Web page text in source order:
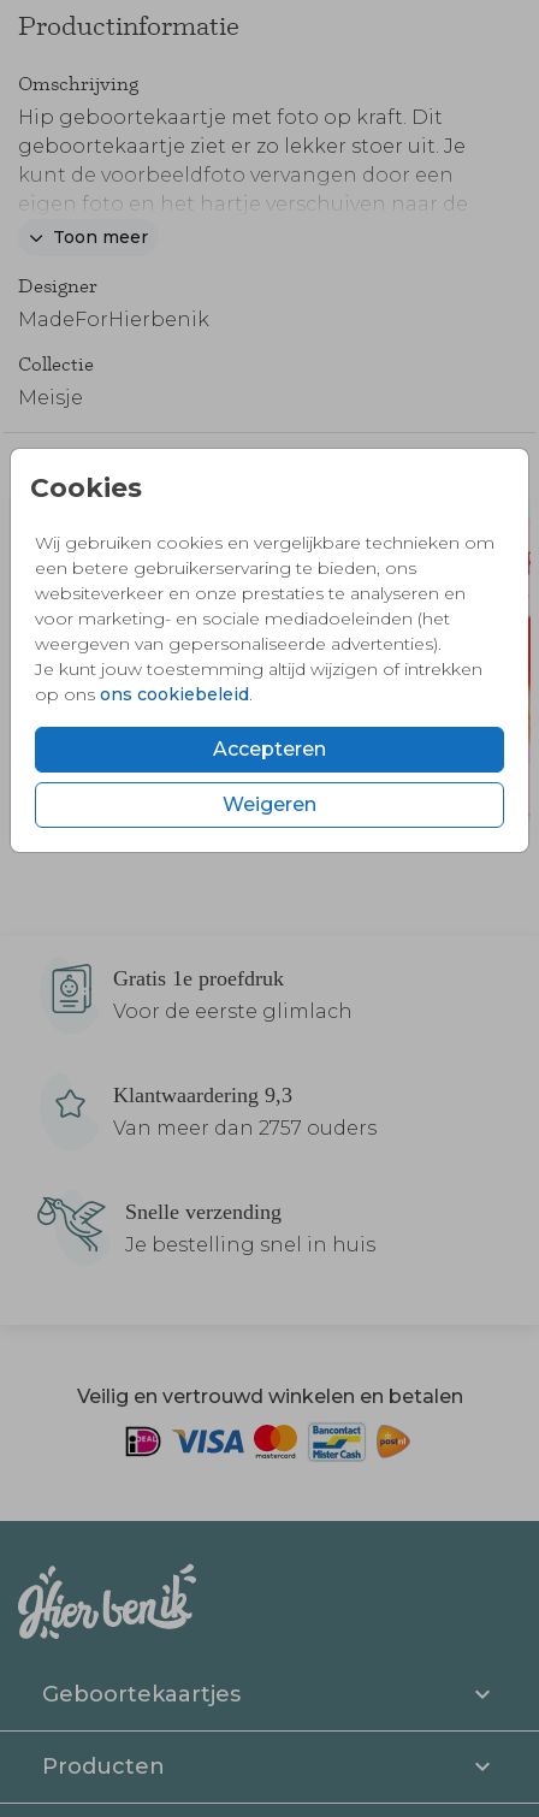
Cookies
Wij gebruiken cookies en vergelijkbare technieken om
een betere gebruikerservaring te bieden, ons
websiteverkeer en onze prestaties te analyseren en
voor marketing- en sociale mediadoeleinden (het
weergeven van gepersonaliseerde advertenties).
Je kunt jouw toestemming altijd wijzigen of intrekken
op ons ons cookiebeleid
Accepteren
Weigeren
Productinformatie
Omschrijving
Hip geboortekaartje met foto op kraft. Dit
geboortekaartje ziet er zo lekker stoer uit. Je
kunt de voorbeeldfoto vervangen door een
eigen foto en het hartje verschuiven naar de
plaats waar hij het wilt hebben.
Toon meer
Designer
MadeForHierbenik
Collectie
Meisje
Misschien vind je dit ook mooi 🧡
Gratis 1e proefdruk
Voor de eerste glimlach
Klantwaardering 9,3
Van meer dan 2757 ouders
Snelle verzending
Je bestelling snel in huis
Veilig en vertrouwd winkelen en betalen
Geboortekaartjes
Producten